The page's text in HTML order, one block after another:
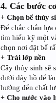
4. Các bước
+ Chọn bể thủy
Để chắc chắn lựa
tìm hiểu kỹ một
chọn nơi đặt bể
+ Trải lớp nền
Cây thủy sinh sẽ
dưới đáy hồ để
hưởng đến chất
+ Cho nước vào